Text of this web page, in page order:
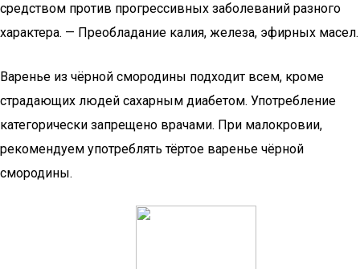
средством против прогрессивных заболеваний разного
характера. — Преобладание калия, железа, эфирных масел.
Варенье из чёрной смородины подходит всем, кроме
страдающих людей сахарным диабетом. Употребление
категорически запрещено врачами. При малокровии,
рекомендуем употреблять тёртое варенье чёрной
смородины.